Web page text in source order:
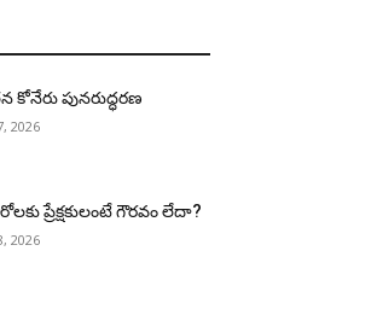
కోనేరు పున‌రుద్ధ‌ర‌ణ
2026
ప్రేక్ష‌కులంటే గౌర‌వం లేదా?
2026